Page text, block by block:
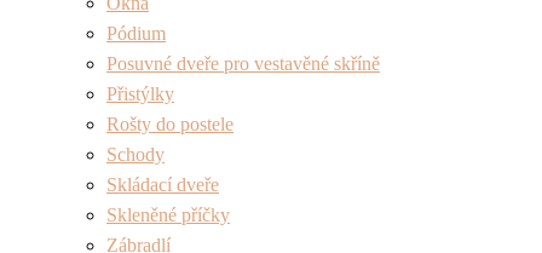
Pódium
Posuvné dveře pro vestavěné skříně
Přistýlky
Rošty do postele
Schody
Skládací dveře
Skleněné příčky
Zábradlí